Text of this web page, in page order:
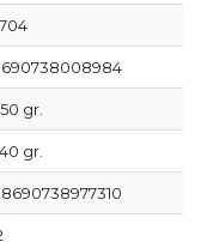
gr.
gr.